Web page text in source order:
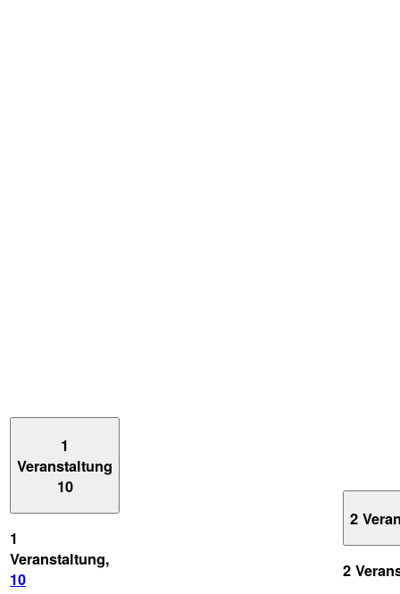
1
Veranstaltung
10
1
Veranstaltung,
10
2
2